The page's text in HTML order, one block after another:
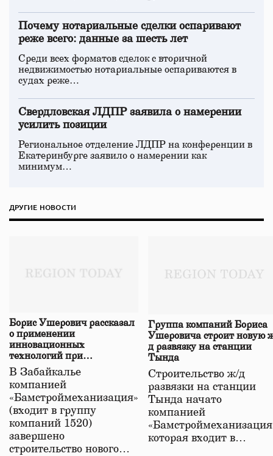
Почему нотариальные сделки оспаривают
реже всего: данные за шесть лет
Среди всех форматов сделок с вторичной
недвижимостью нотариальные оспариваются в
судах реже…
Свердловская ЛДПР заявила о намерении
усилить позиции
Региональное отделение ЛДПР на конференции в
Екатеринбурге заявило о намерении как
минимум…
ДРУГИЕ НОВОСТИ
Борис Ушерович рассказал
о применении
инновационных
технологий при
строительстве нового моста
в Забайкалье
В Забайкалье
компанией
«Бамстроймеханизация»
(входит в группу
компаний 1520)
завершено
строительство нового…
Группа компаний Бориса
Ушеровича строит новую
д развязку на станции
Тында
Строительство ж/д
развязки на станции
Тында начато
компанией
которая входит в…